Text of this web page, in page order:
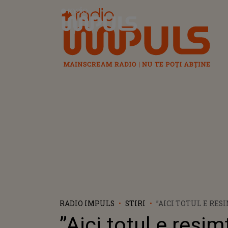
Radio Impuls
RADIO IMPULS STIRI
”AICI TOTUL E
A LUI COSMIN